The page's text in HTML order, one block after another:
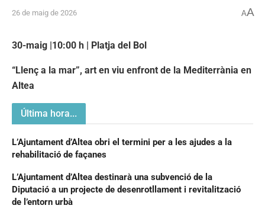
26 de maig de 2026 AA
30-maig |10:00 h | Platja del Bol
“Llenç a la mar”, art en viu enfront de la Mediterrània en
Altea
Última hora...
L’Ajuntament d’Altea obri el termini per a les ajudes a la
rehabilitació de façanes
L’Ajuntament d’Altea destinarà una subvenció de la
Diputació a un projecte de desenrotllament i revitalització
de l’entorn urbà